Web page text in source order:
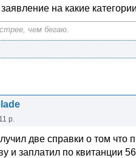
на какие
чем бегаю.
р.
две справки о том что
и заплатил по квитанции